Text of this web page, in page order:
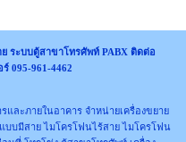
ระบบตู้สาขาโทรศัพท์ PABX ติดต่อ
095-961-4462
ละภายในอาคาร จำหน่ายเครื่องขยาย
บบมีสาย ไมโครโฟนไร้สาย ไมโครโฟน